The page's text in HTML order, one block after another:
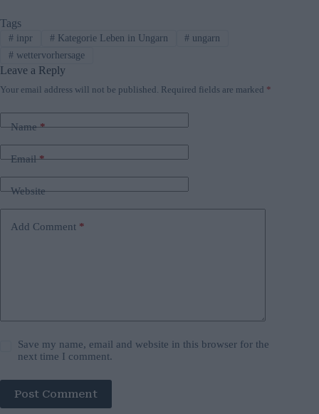
Tags
#inpr #Kategorie Leben in Ungarn # ungarn
#wettervorhersage
Leave a Reply
Your email address will not be published. Required fields are marked *
Name*
Email*
Website
Add Comment *
Save my name, email and website in this browser for the
next time I comment.
Post Comment